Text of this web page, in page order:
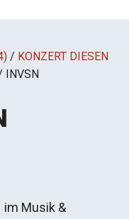
/ KONZERT DIESEN
INVSN
im Musik &